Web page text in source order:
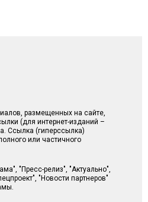
размещенных на сайте,
(для интернет-изданий –
Ссылка (гиперссылка)
или частичного
"Пресс-релиз", "Актуально",
"Новости партнеров"